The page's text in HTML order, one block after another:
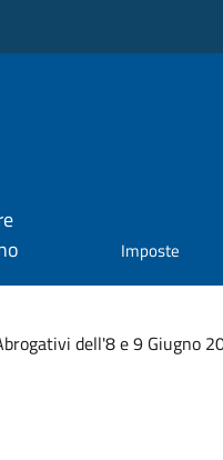
Imposte
dell'8 e 9 Giugno